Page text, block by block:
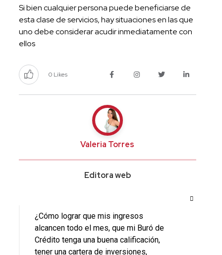
Si bien cualquier persona puede beneficiarse de
esta clase de servicios, hay situaciones en las que
uno debe considerar acudir inmediatamente con
ellos
0 Likes
Valeria Torres
Editora web
¿Cómo lograr que mis ingresos
alcancen todo el mes, que mi Buró de
Crédito tenga una buena calificación,
tener una cartera de inversiones,